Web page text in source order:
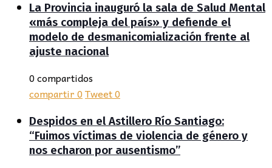
La Provincia inauguró la sala de Salud Mental
«más compleja del país» y defiende el
modelo de desmanicomialización frente al
ajuste nacional
0 compartidos
compartir0Tweet0
Despidos en el Astillero Río Santiago:
“Fuimos víctimas de violencia de género y
nos echaron por ausentismo”